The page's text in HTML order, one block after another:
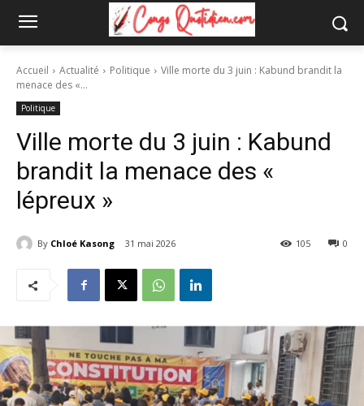
Accueil Actualité Politique
Ville morte du 3 juin : Kabund brandit la
menace des «...
Politique
Ville morte du 3 juin : Kabund
brandit la menace des «
lépreux »
By Chloé Kasong 31 mai 2026 0
105